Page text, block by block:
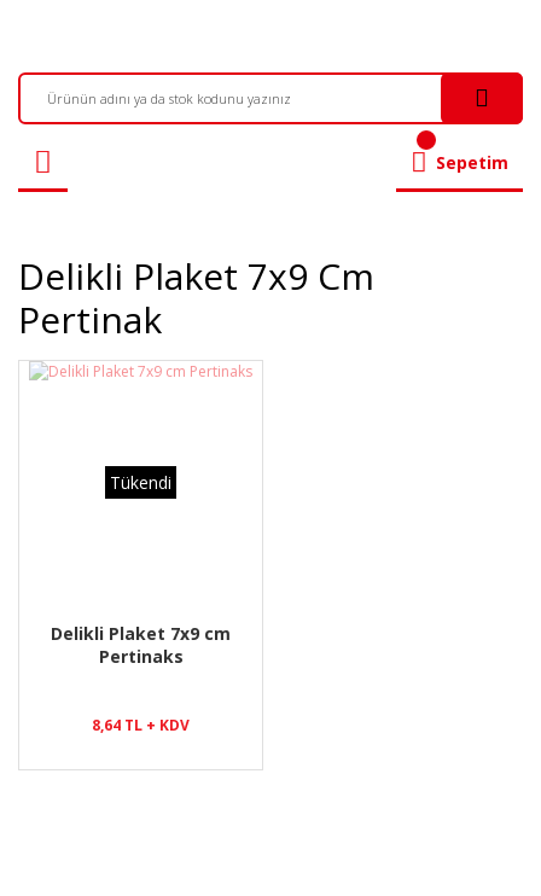
Sepetim
Delikli Plaket 7x9 Cm
Pertinak
Tükendi
Delikli Plaket 7x9 cm
Pertinaks
8,64 TL + KDV